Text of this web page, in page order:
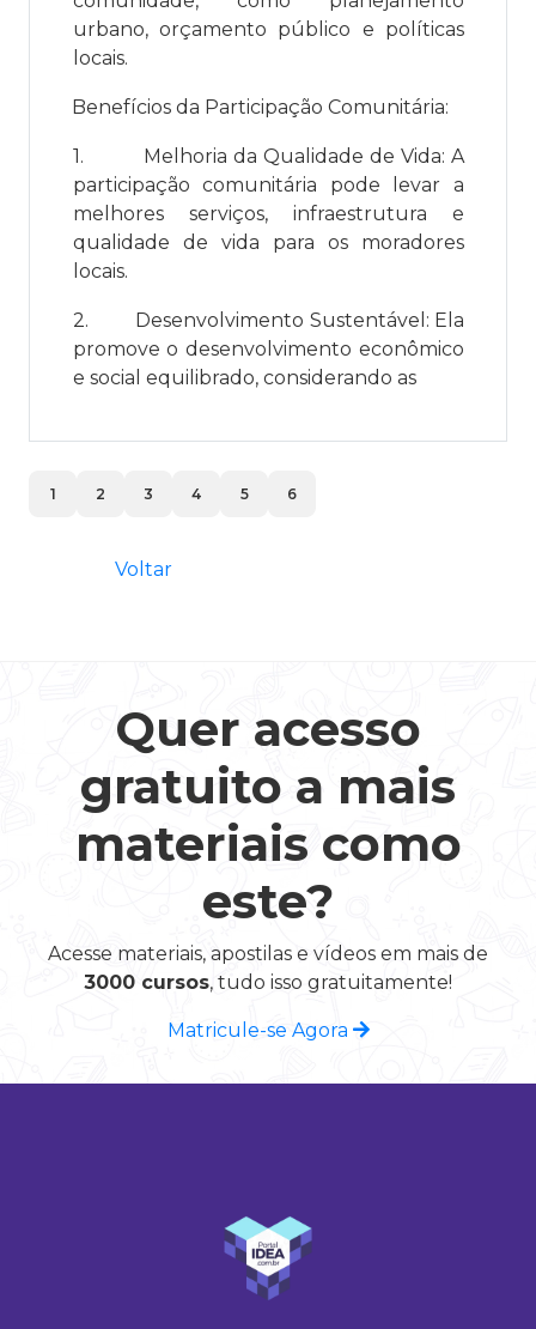
urbano, orçamento público e políticas
locais.
Benefícios da Participação Comunitária:
1.
Melhoria da Qualidade de Vida: A
participação comunitária pode levar a
melhores serviços, infraestrutura e
qualidade de vida para os moradores
locais.
2.
Desenvolvimento Sustentável: Ela
promove o desenvolvimento econômico
e social equilibrado, considerando as
1 2 3 4 5 6
Voltar
Quer acesso
gratuito a mais
materiais como
este?
Acesse materiais, apostilas e vídeos em mais de
3000 cursos, tudo isso gratuitamente!
Matricule-se Agora